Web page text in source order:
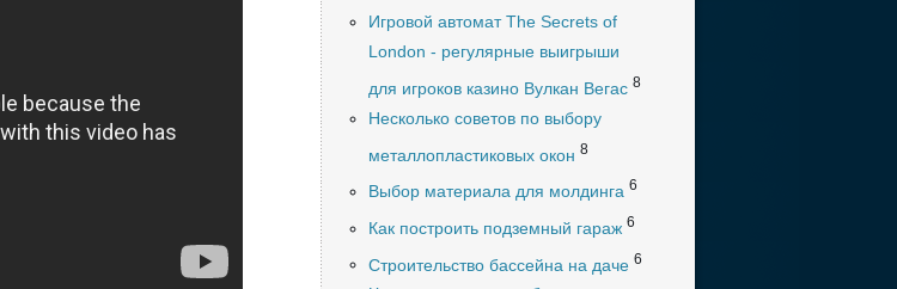
Игровой автомат The Secrets of
London - регулярные выигрыши
для игроков казино Вулкан Вегас 8
Несколько советов по выбору
металлопластиковых окон 8
Выбор материала для молдинга 6
Как построить подземный гараж 6
Строительство бассейна на даче 6